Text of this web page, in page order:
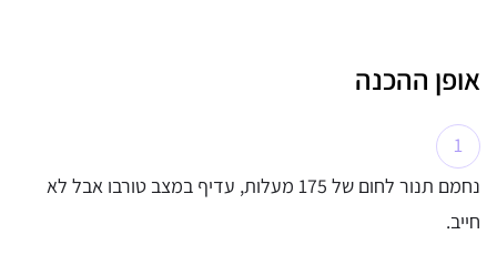
אופן ההכנה
נחמם תנור לחום של 175 מעלות, עדיף במצב טורבו אבל לא
חייב.